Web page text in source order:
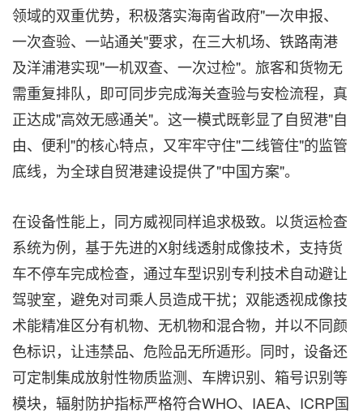
领域的双重优势，积极落实海南省政府"一次申报、
一次查验、一站通关"要求，在三大机场、铁路南港
及洋浦港实现"一机双查、一次过检"。旅客和货物无
需重复排队，即可同步完成海关查验与安检流程，真
正达成"高效无感通关"。这一模式既彰显了自贸港"自
由、便利"的核心特点，又牢牢守住"二线管住"的监管
底线，为全球自贸港建设提供了"中国方案"。
在设备性能上，同方威视同样追求极致。以货运检查
系统为例，基于先进的X射线透射成像技术，支持货
车不停车完成检查，通过车型识别专利技术自动避让
驾驶室，避免对司乘人员造成干扰；双能透视成像技
术能精准区分有机物、无机物和混合物，并以不同颜
色标识，让违禁品、危险品无所遁形。同时，设备还
可定制集成放射性物质监测、车牌识别、箱号识别等
模块，辐射防护指标严格符合WHO、IAEA、ICRP国